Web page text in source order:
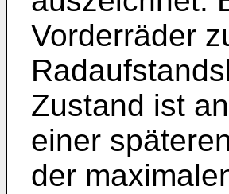
Vorderräder
Zustand ist
einer
der